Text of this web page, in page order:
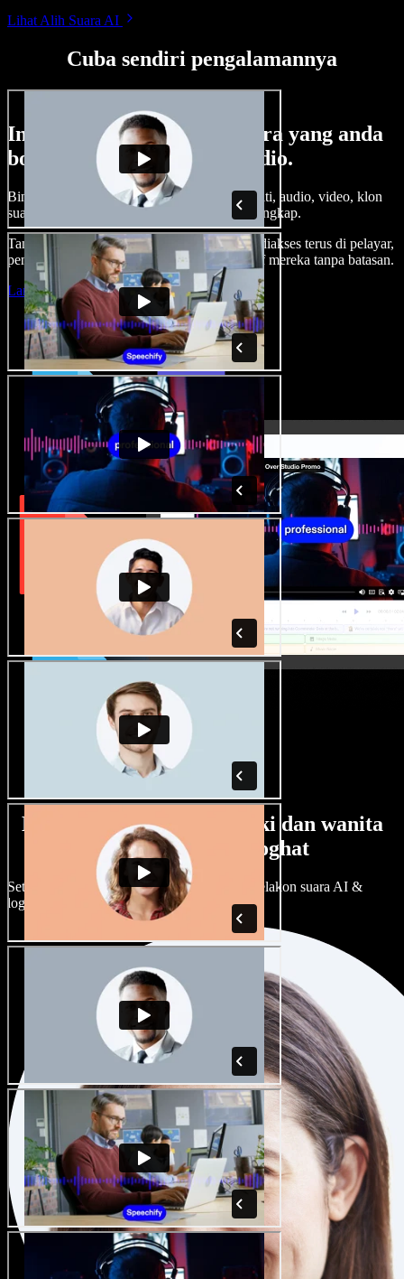
Lihat Alih Suara AI
Cuba sendiri pengalamannya
Ini hanya sebahagian perkara yang anda
boleh buat di Speechify Studio.
Bina suara latar, tambah imej stok tanpa royalti, audio, video, klon
suara anda, untuk projek audio video yang lengkap.
Tanpa keluk pembelajaran dan semua boleh diakses terus di pelayar,
pencipta boleh realisasikan segala idea kreatif mereka tanpa batasan.
Lancarkan Studio
Banyak pilihan suara lelaki dan wanita
dengan pelbagai loghat
Setiap projek boleh jadi unik. Pilih ratusan pelakon suara AI &
loghat, laraskan ikut cita rasa anda.